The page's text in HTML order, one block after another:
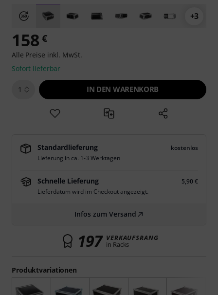
+3
Produktvariationen
158 €
Alle Preise inkl. MwSt.
Sofort lieferbar
1 IN DEN WARENKORB
Standardlieferung
kostenlos
Lieferung in ca. 1-3 Werktagen
Schnelle Lieferung
5,90 €
Lieferdatum wird im Checkout angezeigt.
Infos zum Versand
197 VERKAUFSRANG
in Racks